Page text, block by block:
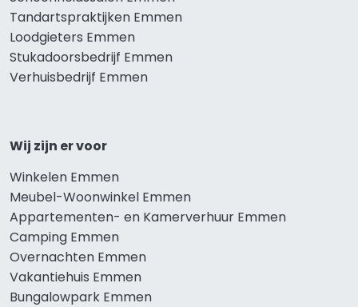
Tandartspraktijken Emmen
Loodgieters Emmen
Stukadoorsbedrijf Emmen
Verhuisbedrijf Emmen
Wij zijn er voor
Winkelen Emmen
Meubel-Woonwinkel Emmen
Appartementen- en Kamerverhuur Emmen
Camping Emmen
Overnachten Emmen
Vakantiehuis Emmen
Bungalowpark Emmen